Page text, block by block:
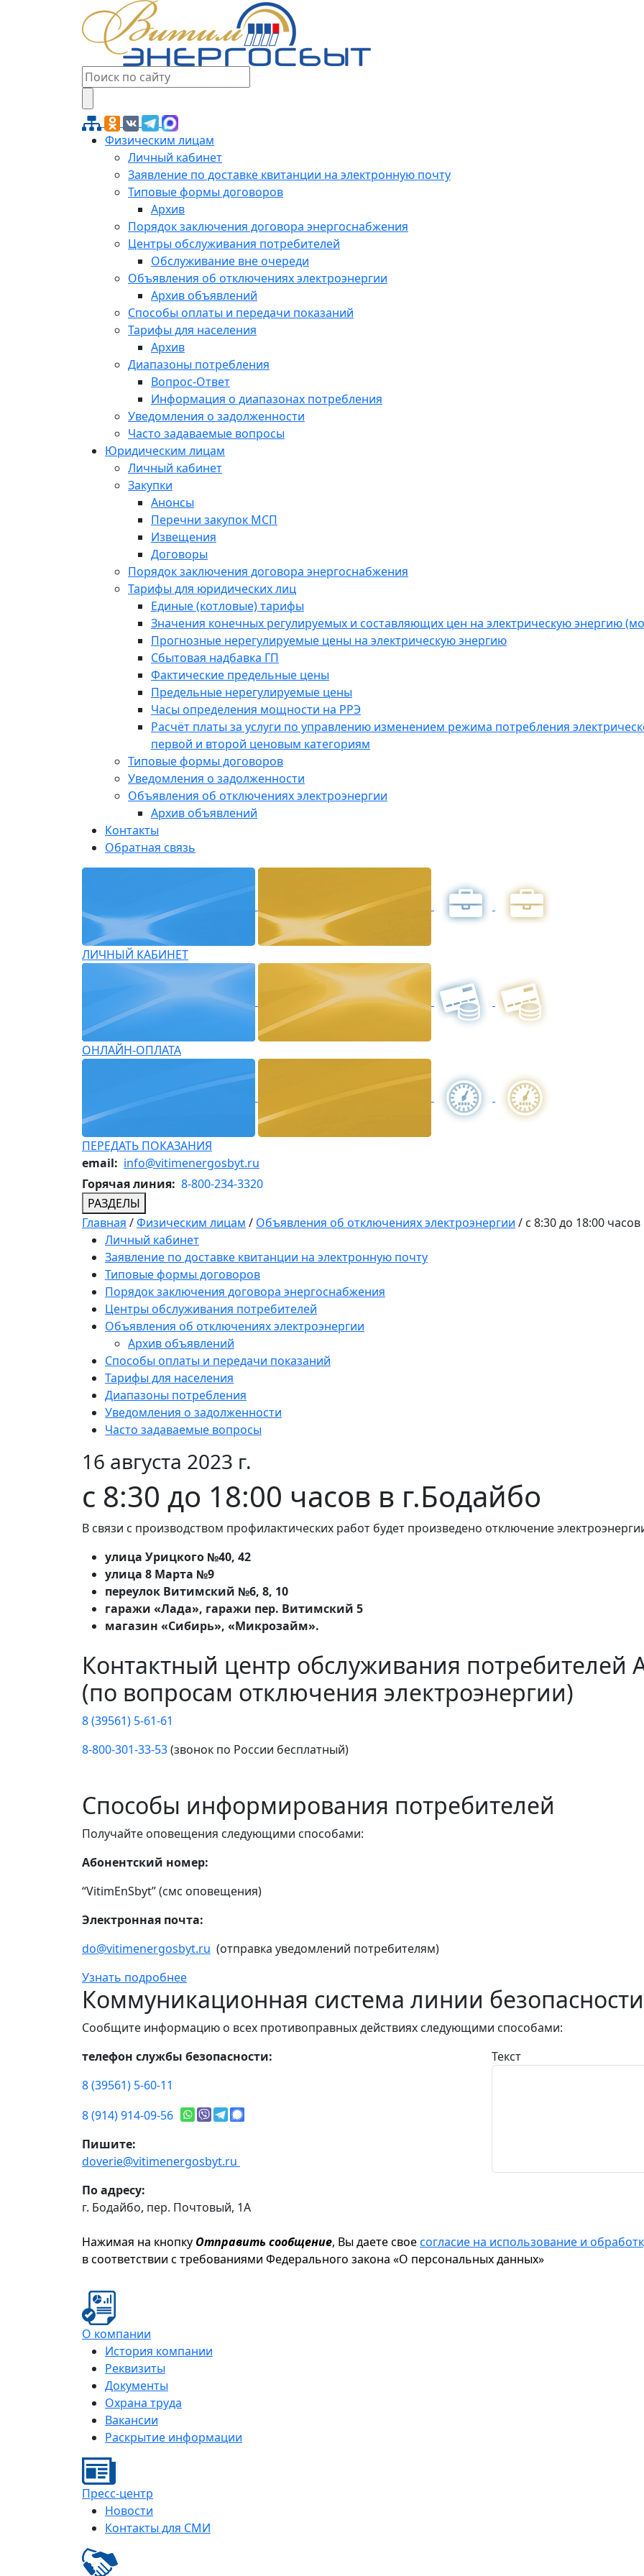
Физическим лицам
Личный кабинет
Заявление по доставке квитанции на электронную почту
Типовые формы договоров
Архив
Порядок заключения договора энергоснабжения
Центры обслуживания потребителей
Обслуживание вне очереди
Объявления об отключениях электроэнергии
Архив объявлений
Способы оплаты и передачи показаний
Тарифы для населения
Архив
Диапазоны потребления
Вопрос-Ответ
Информация о диапазонах потребления
Уведомления о задолженности
Часто задаваемые вопросы
Юридическим лицам
Личный кабинет
Закупки
Анонсы
Перечни закупок МСП
Извещения
Договоры
Порядок заключения договора энергоснабжения
Тарифы для юридических лиц
Единые (котловые) тарифы
Значения конечных регулируемых и составляющих цен на электрическую энергию
Прогнозные нерегулируемые цены на электрическую энергию
Сбытовая надбавка ГП
Фактические предельные цены
Предельные нерегулируемые цены
Часы определения мощности на РРЭ
Расчёт платы за услуги по управлению изменением режима потребления
первой и второй ценовым категориям
Типовые формы договоров
Уведомления о задолженности
Объявления об отключениях электроэнергии
Архив объявлений
Контакты
Обратная связь
ЛИЧНЫЙ КАБИНЕТ
ОНЛАЙН-ОПЛАТА
ПЕРЕДАТЬ ПОКАЗАНИЯ
email: info@vitimenergosbyt.ru
Горячая линия: 8-800-234-3320
РАЗДЕЛЫ
Главная /Физическим лицам / Объявления об отключениях электроэнергии / с 8:30 до 18:00
Личный кабинет
Заявление по доставке квитанции на электронную почту
Типовые формы договоров
Порядок заключения договора энергоснабжения
Центры обслуживания потребителей
Объявления об отключениях электроэнергии
Архив объявлений
Способы оплаты и передачи показаний
Тарифы для населения
Диапазоны потребления
Уведомления о задолженности
Часто задаваемые вопросы
16 августа 2023 г.
с 8:30 до 18:00 часов в г.Бодайбо
В связи с производством профилактических работ будет произведено отключение
улица Урицкого №40, 42
улица 8 Марта №9
переулок Витимский №6, 8, 10
гаражи «Лада», гаражи пер. Витимский 5
магазин «Сибирь», «Микрозайм».
Контактный центр обслуживания потребителей
(по вопросам отключения электроэнергии)
8 (39561) 5-61-61
8-800-301-33-53(звонок по России бесплатный)
Способы информирования потребителей
Получайте оповещения следующими способами:
Абонентский номер:
“VitimEnSbyt” (смс оповещения)
Электронная почта:
do@vitimenergosbyt.ru (отправка уведомлений потребителям)
Узнать подробнее
Коммуникационная система линии безопасности
Сообщите информацию о всех противоправных действиях следующими способами:
телефон службы безопасности:
8 (39561) 5-60-11
8 (914) 914-09-56
Пишите:
doverie@vitimenergosbyt.ru
По адресу:
г. Бодайбо, пер. Почтовый, 1А
Текст
Нажимая на кнопку Отправить сообщение, Вы даете своесогласие на использование и
в соответствии с требованиями Федерального закона «О персональных данных»
О компании
История компании
Реквизиты
Документы
Охрана труда
Вакансии
Раскрытие информации
Пресс-центр
Новости
Контакты для СМИ